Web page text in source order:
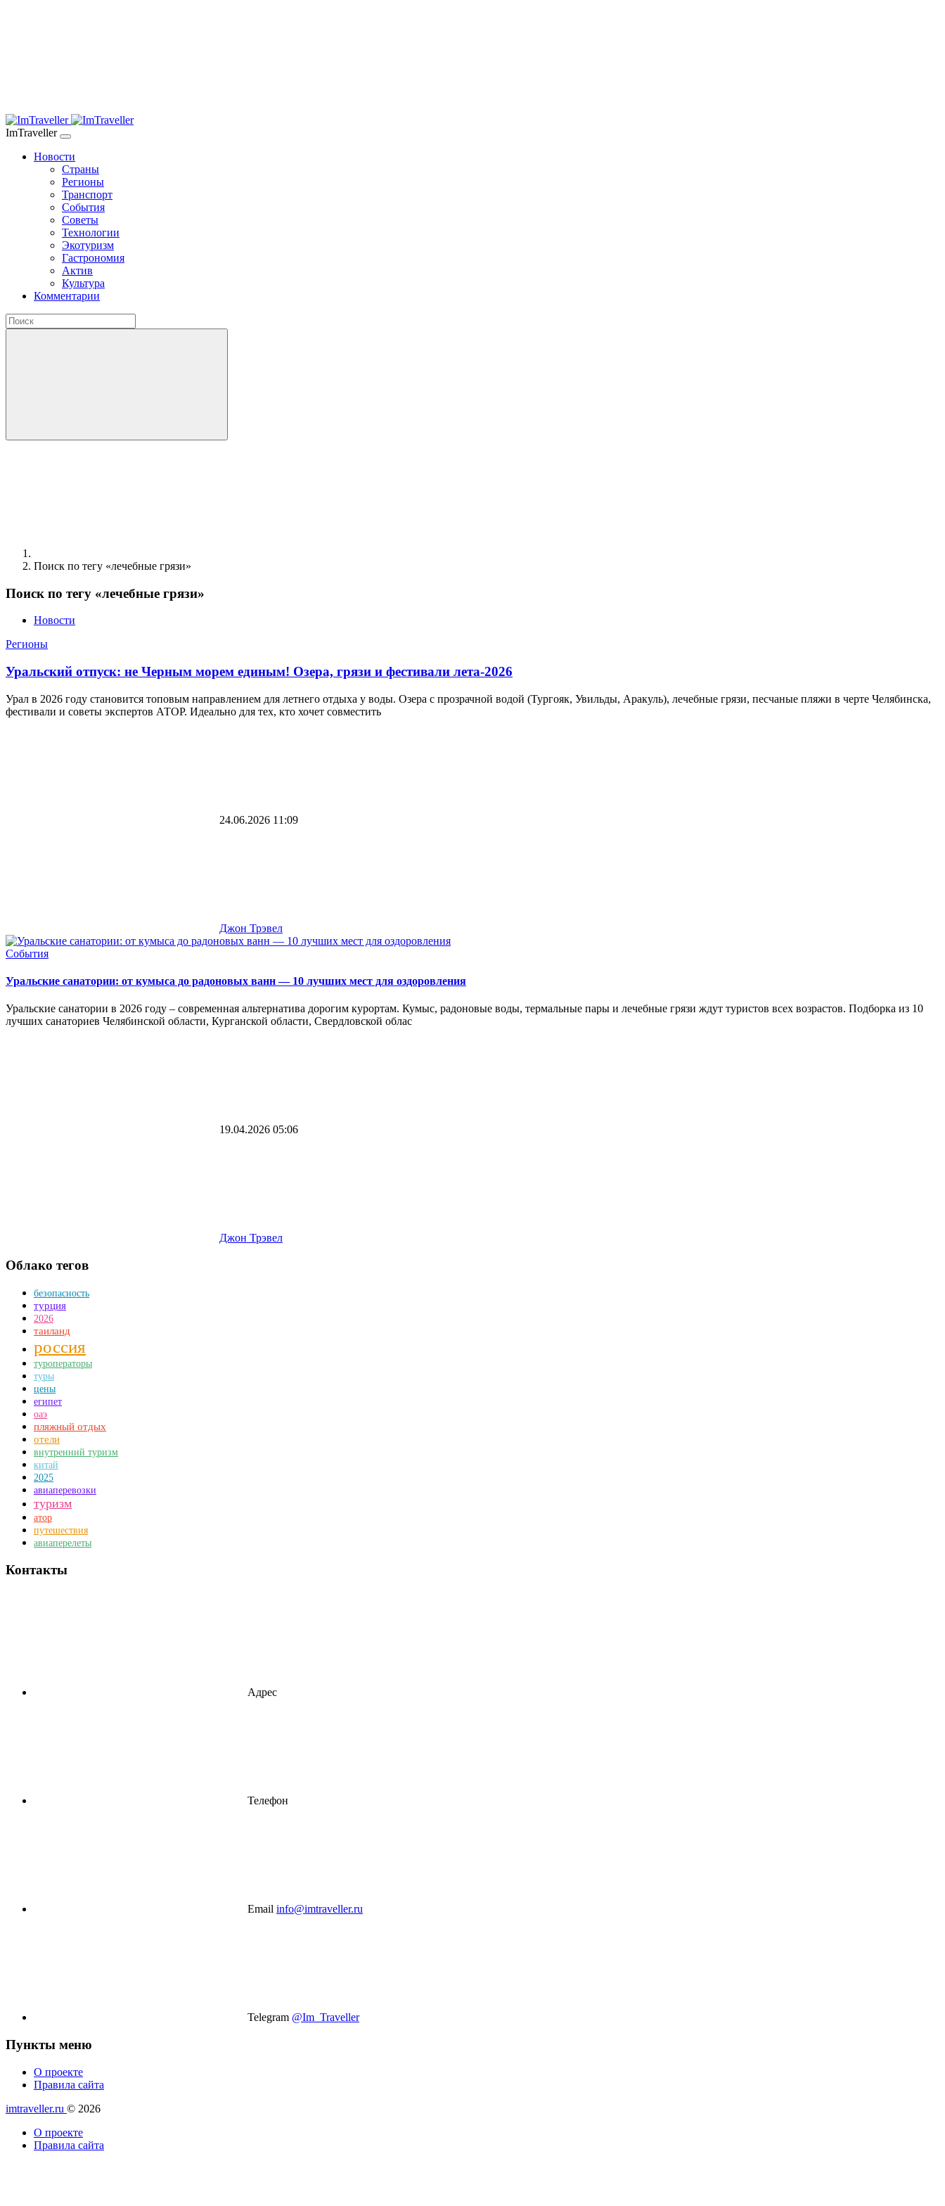
ImTraveller
Новости
Страны
Регионы
Транспорт
События
Советы
Технологии
Экотуризм
Гастрономия
Актив
Культура
Комментарии
Поиск по тегу «лечебные грязи»
Поиск по тегу «лечебные грязи»
Новости
Регионы
Уральский отпуск: не Черным морем единым! Озера, грязи и фестивали лета-2026
Урал в 2026 году становится топовым направлением для летнего отдыха у воды. Озера с прозрачной водой (Тургояк, Увильды, Аракуль), лечебные грязи, песчаные пляжи в черте Челябинска,
фестивали и советы экспертов АТОР. Идеально для тех, кто хочет совместить
24.06.2026 11:09
Джон Трэвел
События
Уральские санатории: от кумыса до радоновых ванн — 10 лучших мест для оздоровления
Уральские санатории в 2026 году – современная альтернатива дорогим курортам. Кумыс, радоновые воды, термальные пары и лечебные грязи ждут туристов всех возрастов. Подборка из 10
лучших санаториев Челябинской области, Курганской области, Свердловской облас
19.04.2026 05:06
Джон Трэвел
Облако тегов
безопасность
турция
2026
таиланд
россия
туроператоры
туры
цены
египет
оаэ
пляжный отдых
отели
внутренний туризм
китай
2025
авиаперевозки
туризм
атор
путешествия
авиаперелеты
Контакты
Адрес
Телефон
Email info@imtraveller.ru
Telegram @Im_Traveller
Пункты меню
О проекте
Правила сайта
imtraveller.ru © 2026
О проекте
Правила сайта